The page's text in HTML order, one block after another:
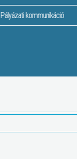
Pályázati kommunikáció